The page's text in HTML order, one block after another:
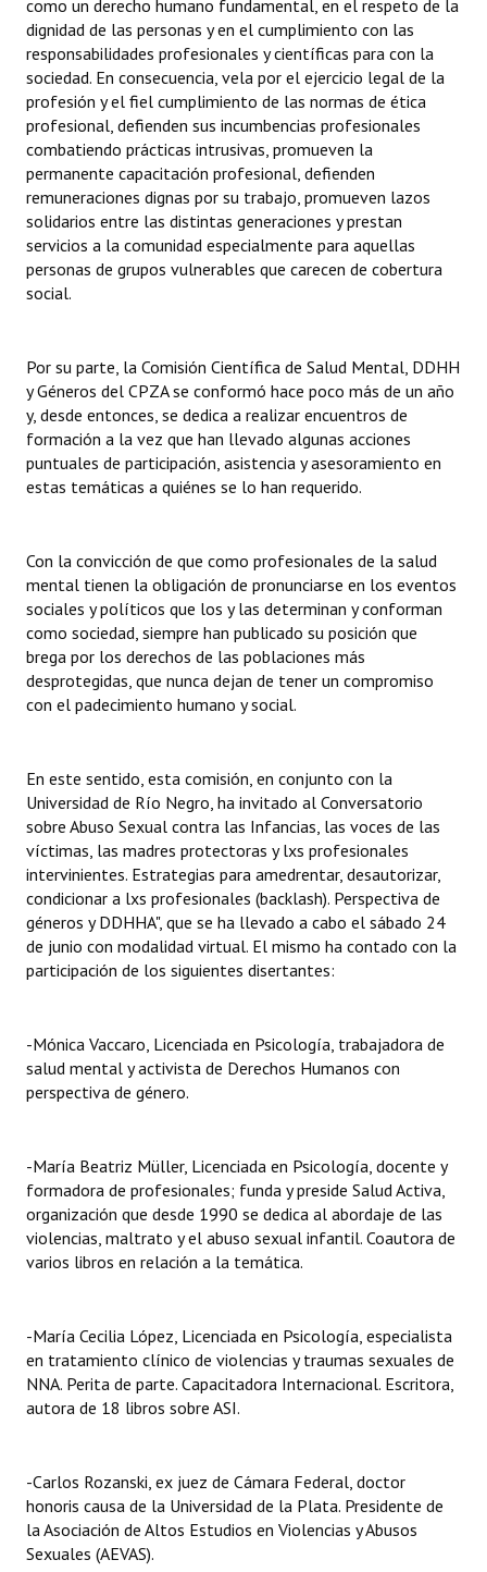
como un derecho humano fundamental, en el respeto de la
dignidad de las personas y en el cumplimiento con las
responsabilidades profesionales y científicas para con la
sociedad. En consecuencia, vela por el ejercicio legal de la
profesión y el fiel cumplimiento de las normas de ética
profesional, defienden sus incumbencias profesionales
combatiendo prácticas intrusivas, promueven la
permanente capacitación profesional, defienden
remuneraciones dignas por su trabajo, promueven lazos
solidarios entre las distintas generaciones y prestan
servicios a la comunidad especialmente para aquellas
personas de grupos vulnerables que carecen de cobertura
social.
Por su parte, la Comisión Científica de Salud Mental, DDHH
y Géneros del CPZA se conformó hace poco más de un año
y, desde entonces, se dedica a realizar encuentros de
formación a la vez que han llevado algunas acciones
puntuales de participación, asistencia y asesoramiento en
estas temáticas a quiénes se lo han requerido.
Con la convicción de que como profesionales de la salud
mental tienen la obligación de pronunciarse en los eventos
sociales y políticos que los y las determinan y conforman
como sociedad, siempre han publicado su posición que
brega por los derechos de las poblaciones más
desprotegidas, que nunca dejan de tener un compromiso
con el padecimiento humano y social.
En este sentido, esta comisión, en conjunto con la
Universidad de Río Negro, ha invitado al Conversatorio
sobre Abuso Sexual contra las Infancias, las voces de las
víctimas, las madres protectoras y lxs profesionales
intervinientes. Estrategias para amedrentar, desautorizar,
condicionar a lxs profesionales (backlash). Perspectiva de
géneros y DDHHA", que se ha llevado a cabo el sábado 24
de junio con modalidad virtual. El mismo ha contado con la
participación de los siguientes disertantes:
-Mónica Vaccaro, Licenciada en Psicología, trabajadora de
salud mental y activista de Derechos Humanos con
perspectiva de género.
-María Beatriz Müller, Licenciada en Psicología, docente y
formadora de profesionales; funda y preside Salud Activa,
organización que desde 1990 se dedica al abordaje de las
violencias, maltrato y el abuso sexual infantil. Coautora de
varios libros en relación a la temática.
-María Cecilia López, Licenciada en Psicología, especialista
en tratamiento clínico de violencias y traumas sexuales de
NNA. Perita de parte. Capacitadora Internacional. Escritora,
autora de 18 libros sobre ASI.
-Carlos Rozanski, ex juez de Cámara Federal, doctor
honoris causa de la Universidad de la Plata. Presidente de
la Asociación de Altos Estudios en Violencias y Abusos
Sexuales (AEVAS).